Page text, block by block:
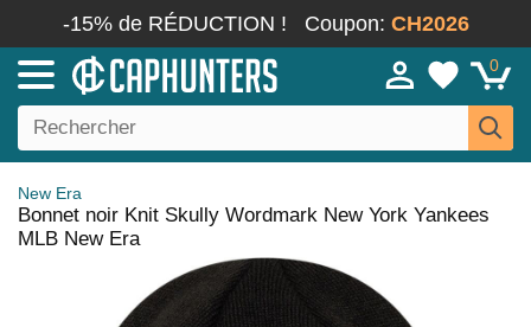
-15% de RÉDUCTION ! Coupon: CH2026
0
New Era
Bonnet noir Knit Skully Wordmark New York Yankees
MLB New Era